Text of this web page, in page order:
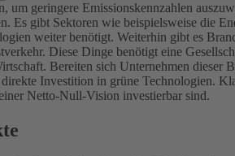
um geringere Emissionskennzahlen
Es gibt Sektoren wie beispielsweise die
weiter benötigt. Weiterhin gibt es
Diese Dinge benötigt eine
Bereiten sich Unternehmen dieser
Investition in grüne Technologien.
Netto-Null-Vision investierbar sind.